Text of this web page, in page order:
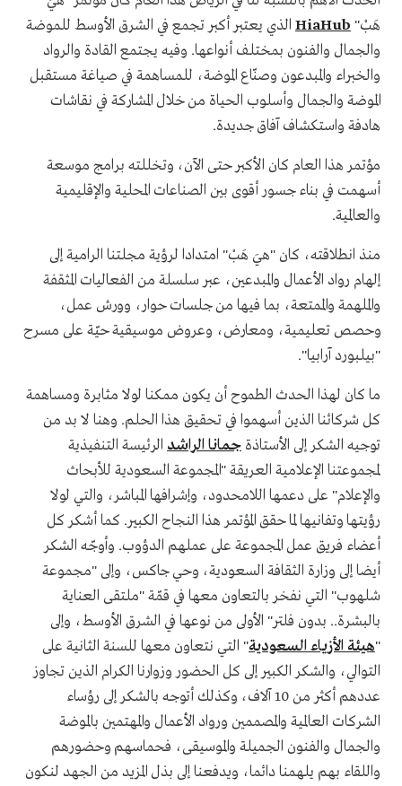
هَبْ" HiaHub الذي يعتبر أكبر تجمع في الشرق الأوسط للموضة
والجمال والفنون بمختلف أنواعها. وفيه يجتمع القادة والرواد
والخبراء والمبدعون وصنّاع الموضة، للمساهمة في صياغة مستقبل
الموضة والجمال وأسلوب الحياة من خلال المشاركة في نقاشات
هادفة واستكشاف آفاق جديدة.
مؤتمر هذا العام كان الأكبر حتى الآن، وتخللته برامج موسعة
أسهمت في بناء جسور أقوى بين الصناعات المحلية والإقليمية
والعالمية.
منذ انطلاقته، كان "هيَ هَبْ" امتدادا لرؤية مجلتنا الرامية إلى
إلهام رواد الأعمال والمبدعين، عبر سلسلة من الفعاليات المثقفة
والملهمة والممتعة، بما فيها من جلسات حوار، وورش عمل،
وحصص تعليمية، ومعارض، وعروض موسيقية حيّة على مسرح
"بيلبورد آرابيا".
ما كان لهذا الحدث الطموح أن يكون ممكنا لولا مثابرة ومساهمة
كل شركائنا الذين أسهموا في تحقيق هذا الحلم. وهنا لا بد من
توجيه الشكر إلى الأستاذة جمانا الراشد الرئيسة التنفيذية
لمجموعتنا الإعلامية العريقة "المجموعة السعودية للأبحاث
والإعلام" على دعمها اللامحدود، وإشرافها المباشر، والتي لولا
رؤيتها وتفانيها لما حقق المؤتمر هذا النجاح الكبير. كما أشكر كل
أعضاء فريق عمل المجموعة على عملهم الدؤوب. وأوجّه الشكر
أيضا إلى وزارة الثقافة السعودية، وحي جاكس، وإلى "مجموعة
شلهوب" التي نفخر بالتعاون معها في قمّة "ملتقى العناية
بالبشرة.. بدون فلتر" الأولى من نوعها في الشرق الأوسط، وإلى
"هيئة الأزياء السعودية" التي نتعاون معها للسنة الثانية على
التوالي، والشكر الكبير إلى كل الحضور وزوارنا الكرام الذين تجاوز
عددهم أكثر من 10 آلاف، وكذلك أتوجه بالشكر إلى رؤساء
الشركات العالمية والمصممين ورواد الأعمال والمهتمين بالموضة
والجمال والفنون الجميلة والموسيقى، فحماسهم وحضورهم
واللقاء بهم يلهمنا دائما، ويدفعنا إلى بذل المزيد من الجهد لنكون